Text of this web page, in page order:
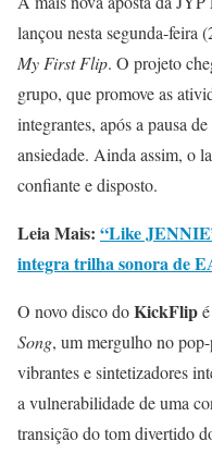
lançou nesta segunda-feira
My First Flip. O projeto
grupo, que promove as
integrantes, após a pausa
ansiedade. Ainda assim, o
confiante e disposto.
Leia Mais: “Like
integra trilha sonora de
O novo disco doKickFlip
Song, um mergulho no
vibrantes e sintetizadores
a vulnerabilidade de uma
transição do tom divertido